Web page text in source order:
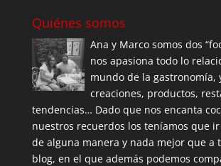
Quiénes somos
Ana y Marco somos dos
nos apasiona todo lo
mundo de la gastronomía,
creaciones, productos,
tendencias… Dado que nos encanta
nuestros recuerdos los teníamos que
de alguna manera y nada mejor que a
blog, en el que además podemos